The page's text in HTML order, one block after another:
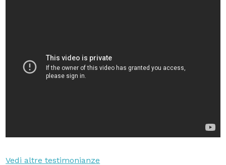
Vedi altre testimonianze